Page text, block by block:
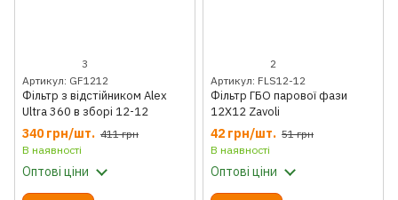
3
Артикул: GF1212
Фільтр з відстійником Alex
Ultra 360 в зборі 12-12
340 грн/шт. 411 грн
В наявності
Оптові ціни
2
Артикул: FLS12-12
Фільтр ГБО парової фази
12Х12 Zavoli
42 грн/шт. 51 грн
В наявності
Оптові ціни